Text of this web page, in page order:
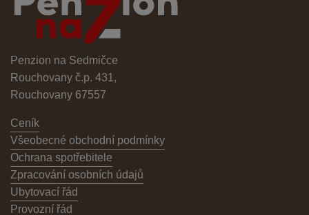
Penzion na Sedmičce
Rouchovany č.p. 431,
Rouchovany 67557
Ceník
Všeobecné obchodní podmínky
Ochrana spotřebitele
Zpracování osobních údajů
Ubytovací řád
Provozní řád